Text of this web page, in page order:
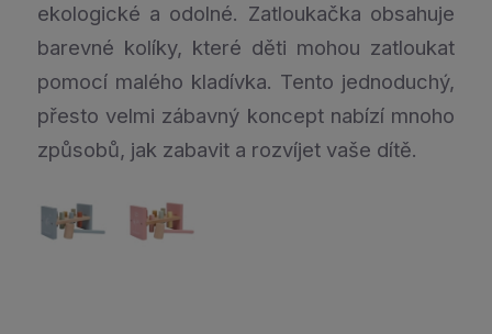
ekologické a odolné. Zatloukačka obsahuje
barevné kolíky, které děti mohou zatloukat
pomocí malého kladívka. Tento jednoduchý,
přesto velmi zábavný koncept nabízí mnoho
způsobů, jak zabavit a rozvíjet vaše dítě.